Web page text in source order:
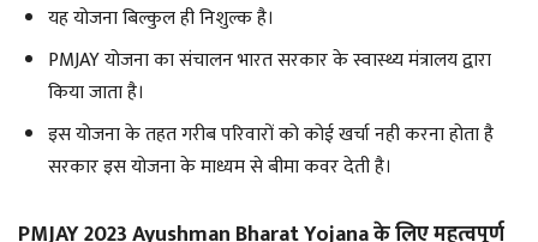
यह योजना बिल्कुल ही निशुल्क है।
PMJAY योजना का संचालन भारत सरकार के स्वास्थ्य मंत्रालय द्वारा
किया जाता है।
इस योजना के तहत गरीब परिवारों को कोई खर्चा नही करना होता है
सरकार इस योजना के माध्यम से बीमा कवर देती है।
PMJAY 2023 Ayushman Bharat Yojana के लिए महत्वपूर्ण